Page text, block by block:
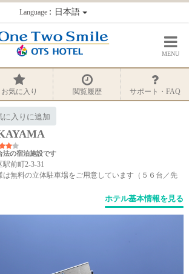
Language：日本語
MENU
お気に入り 閲覧履歴 サポート・FAQ
に入りに追加
法の宿泊施設です
前町2-3-31
無料の立体駐車場をご用意しています（５６台／先
ホテル基本情報を見る